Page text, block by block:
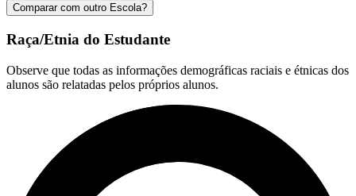
Comparar com outro Escola?
Raça/Etnia do Estudante
Observe que todas as informações demográficas raciais e étnicas dos
alunos são relatadas pelos próprios alunos.